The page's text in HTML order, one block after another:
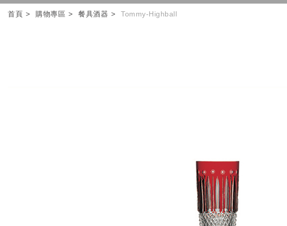
首頁 購物專區 餐具酒器 Tommy-Highball